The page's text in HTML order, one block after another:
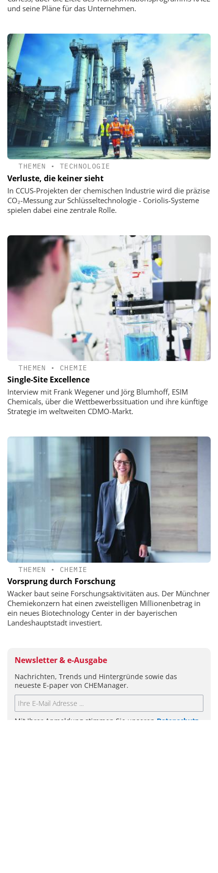
und seine Pläne für das Unternehmen.
THEMEN •TECHNOLOGIE
Verluste, die keiner sieht
In CCUS-Projekten der chemischen Industrie wird die präzise
CO₂-Messung zur Schlüsseltechnologie - Coriolis-Systeme
spielen dabei eine zentrale Rolle.
THEMEN • CHEMIE
Single-Site Excellence
Interview mit Frank Wegener und Jörg Blumhoff, ESIM
Chemicals, über die Wettbewerbssituation und ihre künftige
Strategie im weltweiten CDMO-Markt.
THEMEN • CHEMIE
Vorsprung durch Forschung
Wacker baut seine Forschungsaktivitäten aus. Der Münchner
Chemiekonzern hat einen zweistelligen Millionenbetrag in
ein neues Biotechnology Center in der bayerischen
Landeshauptstadt investiert.
Newsletter & e-Ausgabe
Nachrichten, Trends und Hintergründe sowie das
neueste E-paper von CHEManager.
Mit Ihrer Anmeldung stimmen Sie unseren Datenschutz-